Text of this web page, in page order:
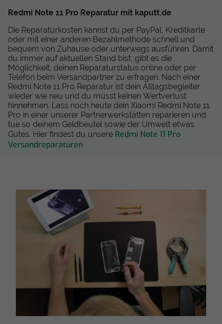
Redmi Note 11 Pro Reparatur mit kaputt.de
Die Reparaturkosten kannst du per PayPal, Kreditkarte
oder mit einer anderen Bezahlmethode schnell und
bequem von Zuhause oder unterwegs ausführen. Damit
du immer auf aktuellen Stand bist, gibt es die
Möglichkeit, deinen Reparaturstatus online oder per
Telefon beim Versandpartner zu erfragen. Nach einer
Redmi Note 11 Pro Reparatur ist dein Alltagsbegleiter
wieder wie neu und du musst keinen Wertverlust
hinnehmen. Lass noch heute dein Xiaomi Redmi Note 11
Pro in einer unserer Partnerwerkstätten reparieren und
tue so deinem Geldbeutel sowie der Umwelt etwas
Gutes. Hier findest du unsere Redmi Note 11 Pro
Versandreparaturen